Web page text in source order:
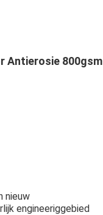
Antierosie 800gsm
nieuw
engineeriggebied